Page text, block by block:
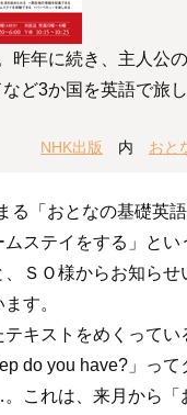
昨年に続き、主人公の
ど3か国を英語で旅し
NHK出版 内 おと
る「おとなの基礎英
ステイをする」とい
、ＳＯ様からお知らせ
す。
キストをめくってい
do you have?」って
これは、来月から「